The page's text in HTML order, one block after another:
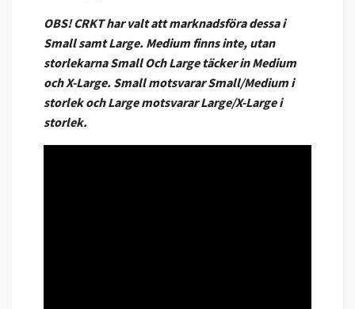
OBS! CRKT har valt att marknadsföra dessa i
Small samt Large. Medium finns inte, utan
storlekarna Small Och Large täcker in Medium
och X-Large. Small motsvarar Small/Medium i
storlek och Large motsvarar Large/X-Large i
storlek.